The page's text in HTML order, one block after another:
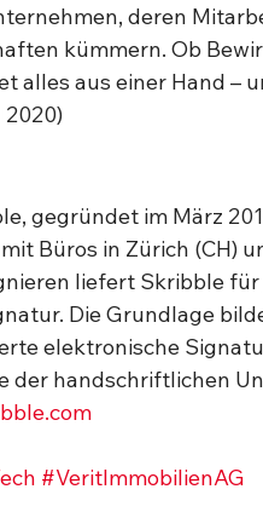
deren
kümmern. Ob
alles aus einer Hand –
gegründet im März
Büros in Zürich (CH)
liefert Skribble
Die Grundlage
elektronische
der handschriftlichen
#VeritImmobilienAG